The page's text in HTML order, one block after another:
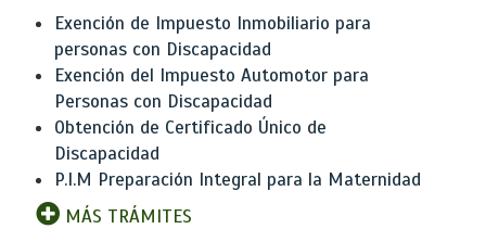
Exención de Impuesto Inmobiliario para
personas con Discapacidad
Exención del Impuesto Automotor para
Personas con Discapacidad
Obtención de Certificado Único de
Discapacidad
P.I.M Preparación Integral para la Maternidad
MÁS TRÁMITES